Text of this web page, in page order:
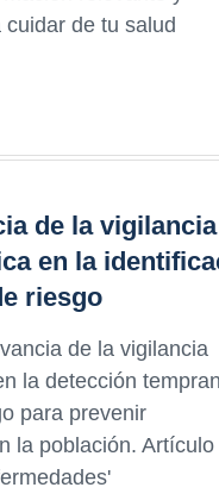
de tu salud
de la vigilancia
en la
riesgo
de la vigilancia
la detección
para prevenir
la población. Artículo